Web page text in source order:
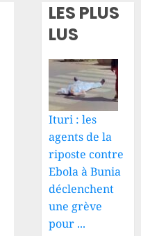
LES PLUS
LUS
Ituri : les
agents de la
riposte contre
Ebola à Bunia
déclenchent
une grève
pour ...